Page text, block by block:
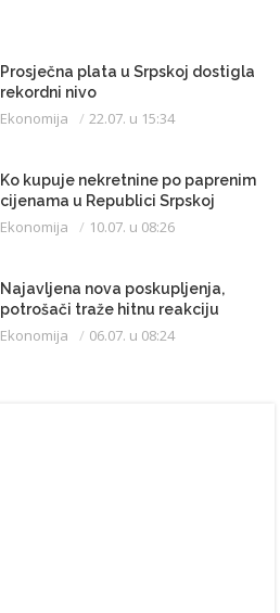
Prosječna plata u Srpskoj dostigla
rekordni nivo
Ekonomija 22.07. u 15:34
Ko kupuje nekretnine po paprenim
cijenama u Republici Srpskoj
Ekonomija 10.07. u 08:26
Najavljena nova poskupljenja,
potrošači traže hitnu reakciju
Ekonomija 06.07. u 08:24